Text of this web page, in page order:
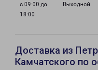
с 09:00 до
18:00
Выходной
Доставка из
Камчатского по